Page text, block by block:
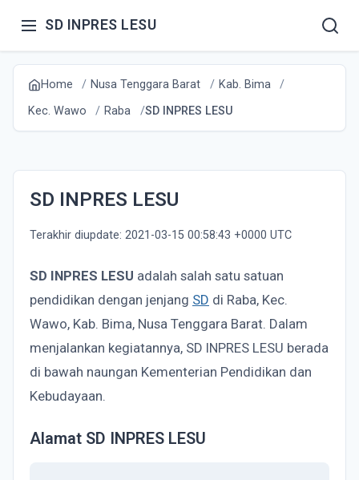
SD INPRES LESU
Home Nusa Tenggara Barat
Kab. Bima
Kec. Wawo
Raba SD INPRES LESU
SD INPRES LESU
Terakhir diupdate: 2021-03-15 00:58:43 +0000 UTC
SD INPRES LESU adalah salah satu satuan
pendidikan dengan jenjang SD di Raba, Kec.
Wawo, Kab. Bima, Nusa Tenggara Barat. Dalam
menjalankan kegiatannya, SD INPRES LESU berada
di bawah naungan Kementerian Pendidikan dan
Kebudayaan.
Alamat SD INPRES LESU